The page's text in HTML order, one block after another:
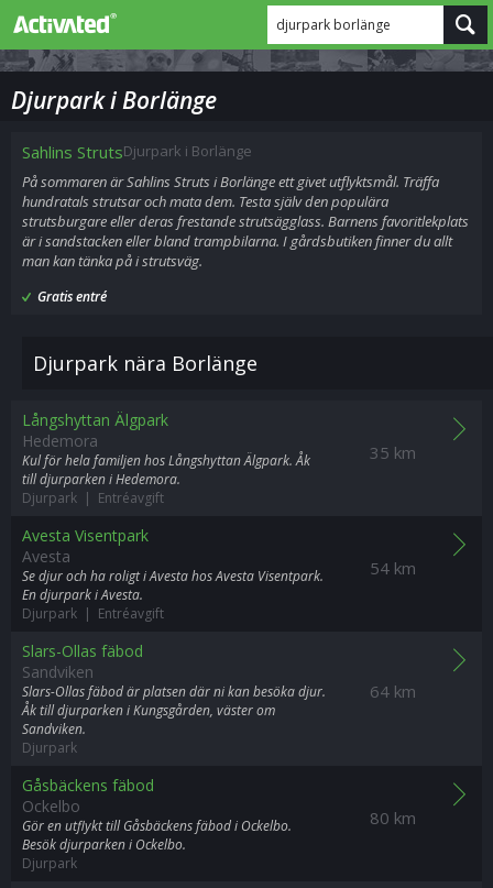
djurpark borlänge
Djurpark i Borlänge
Sahlins StrutsDjurpark i Borlänge
På sommaren är Sahlins Struts i Borlänge ett givet utflyktsmål. Träffa
hundratals strutsar och mata dem. Testa själv den populära
strutsburgare eller deras frestande strutsägglass. Barnens favoritlekplats
är i sandstacken eller bland trampbilarna. I gårdsbutiken finner du allt
man kan tänka på i strutsväg.
Gratis entré
Djurpark nära Borlänge
35 km
Långshyttan Älgpark
Hedemora
Kul för hela familjen hos Långshyttan Älgpark. Åk
till djurparken i Hedemora.
Djurpark | Entréavgift
54 km
Avesta Visentpark
Avesta
Se djur och ha roligt i Avesta hos Avesta Visentpark.
En djurpark i Avesta.
Djurpark | Entréavgift
64 km
Slars-Ollas fäbod
Sandviken
Slars-Ollas fäbod är platsen där ni kan besöka djur.
Åk till djurparken i Kungsgården, väster om
Sandviken.
Djurpark
80 km
Gåsbäckens fäbod
Ockelbo
Gör en utflykt till Gåsbäckens fäbod i Ockelbo.
Besök djurparken i Ockelbo.
Djurpark